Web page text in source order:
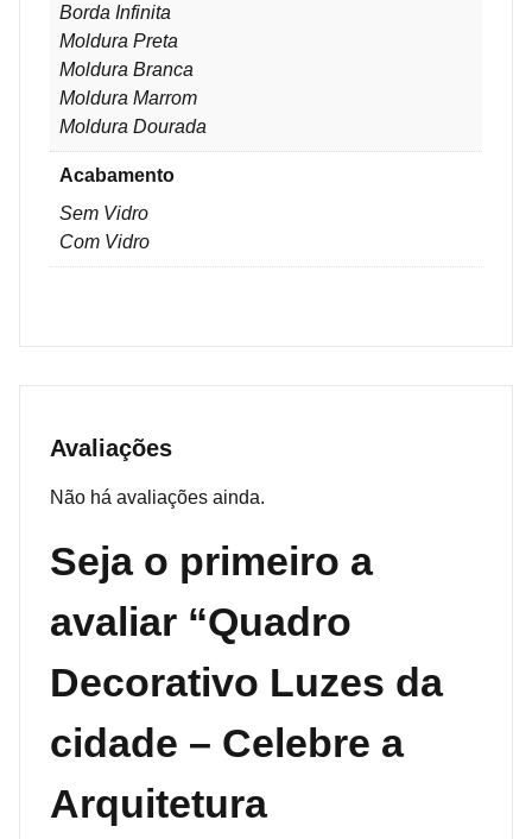
Borda Infinita
Moldura Preta
Moldura Branca
Moldura Marrom
Moldura Dourada
Acabamento
Sem Vidro
Com Vidro
Avaliações
Não há avaliações ainda.
Seja o primeiro a
avaliar “Quadro
Decorativo Luzes da
cidade – Celebre a
Arquitetura